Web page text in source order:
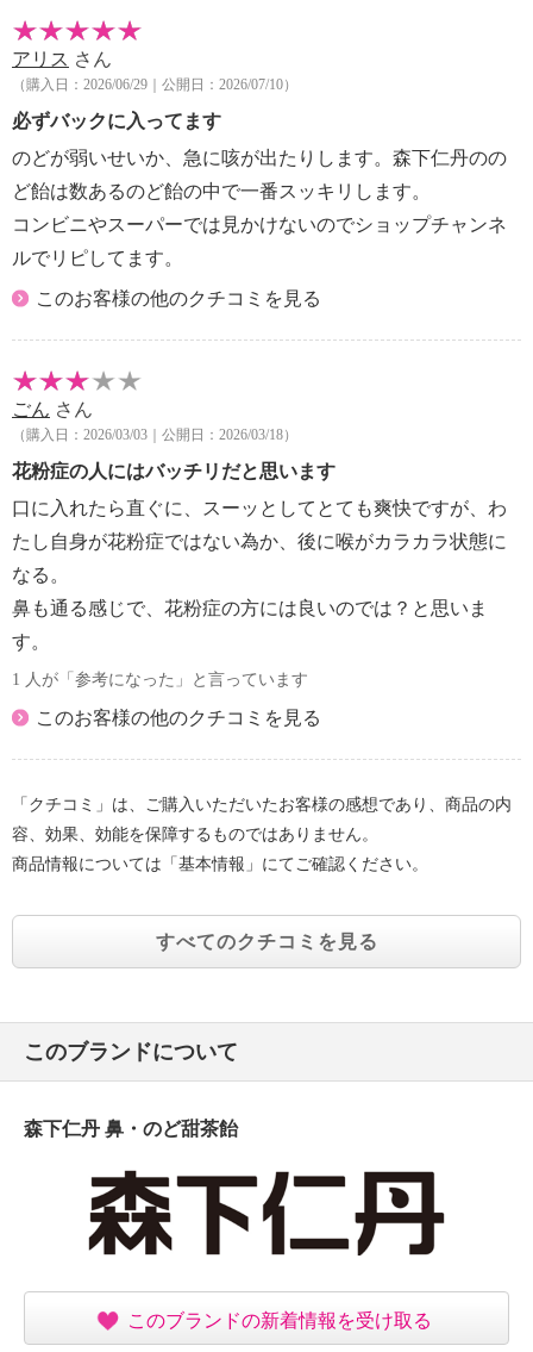
・直射日光、高温、多湿をさけて常温で保管してくだ
さい。
【期限表示】
・開封前：商品記載の通り
【栄養成分】
＜１粒（標準２．１ｇ）当たり＞
・エネルギー：４．２ｋｃａｌ、たんぱく質：０ｇ、
脂質：０ｇ、炭水化物：２．０ｇ（糖類＝０ｇ）、食
塩相当量：０ｇ
・なし
【注意事項】
・本品は乳、落花生を含む製品と共通の設備で製造し
ております。
・本品は吸湿しやすいので、飴が外気に触れますと、
たりする場合がございます。開封後はチャックをしっ
かり閉めて保管し、なるべく早くお召し上がりくださ
い。
・本品は消化吸収されにくい原材料を使用しておりま
すので、体質によっては多少おなかがゆるくなること
があります。これは一過性のものですので安心してお
召し上がりください。
【加工地、原産国（地）】
＜加工地＞
【アレルギー表示一覧】
表示しているアレルギー物質は、特定原材料を対象に
しています。
■アレルギー表示：なし
■コンタミネーション注意喚起表示：本品は乳、落花
生を含む製品と共通の設備で製造しております。
アリス さん
（購入日：2026/06/29｜公開日：2026/07/10）
必ずバックに入ってます
のどが弱いせいか、急に咳が出たりします。森下仁丹のの
ど飴は数あるのど飴の中で一番スッキリします。
コンビニやスーパーでは見かけないのでショップチャンネ
ルでリピしてます。
このお客様の他のクチコミを見る
ごん さん
（購入日：2026/03/03｜公開日：2026/03/18）
花粉症の人にはバッチリだと思います
口に入れたら直ぐに、スーッとしてとても爽快ですが、わ
たし自身が花粉症ではない為か、後に喉がカラカラ状態に
なる。
鼻も通る感じで、花粉症の方には良いのでは？と思いま
す。
1 人が「参考になった」と言っています
このお客様の他のクチコミを見る
「クチコミ」は、ご購入いただいたお客様の感想であり、商品の内
容、効果、効能を保障するものではありません。
商品情報については「基本情報」にてご確認ください。
すべてのクチコミを見る
このブランドについて
森下仁丹 鼻・のど甜茶飴
このブランドの新着情報を受け取る